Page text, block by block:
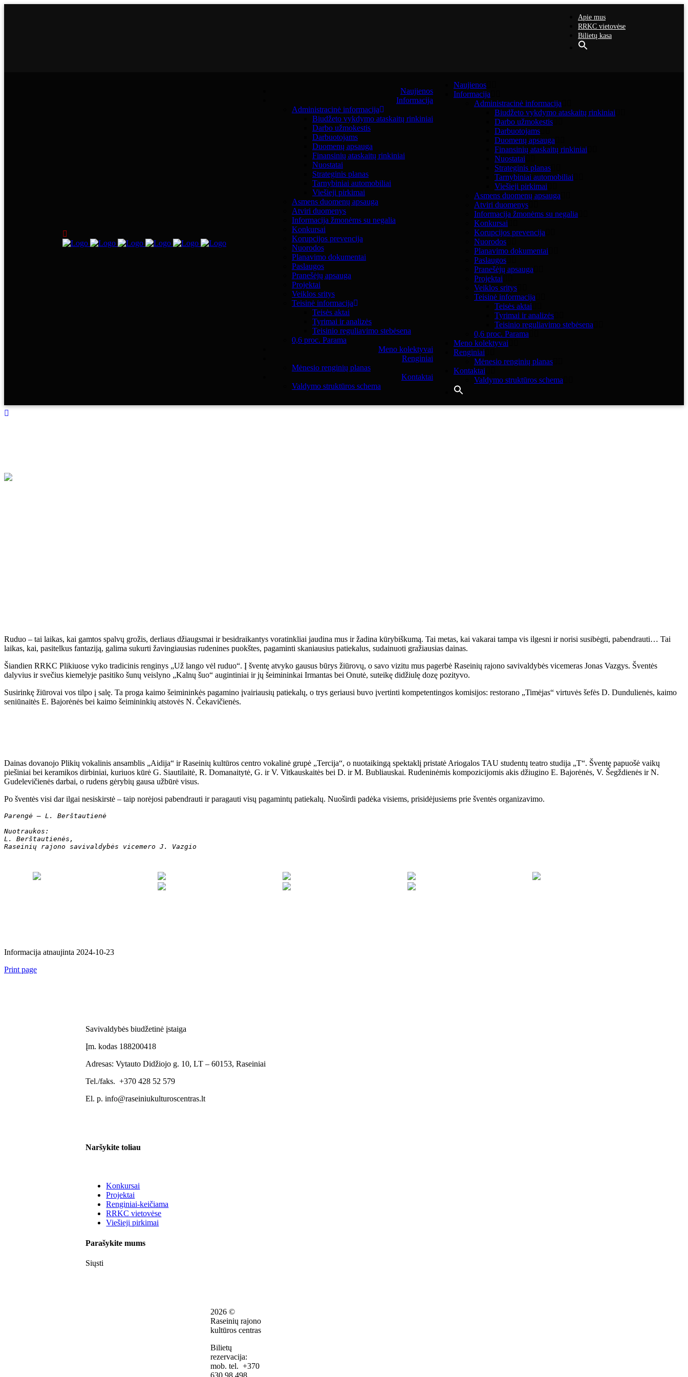
Apie mus
RRKC vietovėse
Bilietų kasa
Naujienos
Informacija
Administracinė informacija
Biudžeto vykdymo ataskaitų rinkiniai
Darbo užmokestis
Darbuotojams
Duomenų apsauga
Finansinių ataskaitų rinkiniai
Nuostatai
Strateginis planas
Tarnybiniai automobiliai
Viešieji pirkimai
Asmens duomenų apsauga
Atviri duomenys
Informacija žmonėms su negalia
Konkursai
Korupcijos prevencija
Nuorodos
Planavimo dokumentai
Paslaugos
Pranešėjų apsauga
Projektai
Veiklos sritys
Teisinė informacija
Teisės aktai
Tyrimai ir analizės
Teisinio reguliavimo stebėsena
0,6 proc. Parama
Meno kolektyvai
Renginiai
Mėnesio renginių planas
Kontaktai
Valdymo struktūros schema
Naujienos
Informacija
Administracinė informacija
Biudžeto vykdymo ataskaitų rinkiniai
Darbo užmokestis
Darbuotojams
Duomenų apsauga
Finansinių ataskaitų rinkiniai
Nuostatai
Strateginis planas
Tarnybiniai automobiliai
Viešieji pirkimai
Asmens duomenų apsauga
Atviri duomenys
Informacija žmonėms su negalia
Konkursai
Korupcijos prevencija
Nuorodos
Planavimo dokumentai
Paslaugos
Pranešėjų apsauga
Projektai
Veiklos sritys
Teisinė informacija
Teisės aktai
Tyrimai ir analizės
Teisinio reguliavimo stebėsena
0,6 proc. Parama
Meno kolektyvai
Renginiai
Mėnesio renginių planas
Kontaktai
Valdymo struktūros schema
Ruduo – tai laikas, kai gamtos spalvų grožis, derliaus džiaugsmai ir besidraikantys voratinkliai jaudina mus ir žadina kūrybiškumą. Tai metas, kai vakarai tampa vis ilgesni ir norisi susibėgti, pabendrauti… Tai
laikas, kai, pasitelkus fantaziją, galima sukurti žavingiausias rudenines puokštes, pagaminti skaniausius patiekalus, sudainuoti gražiausias dainas.
Šiandien RRKC Plikiuose vyko tradicinis renginys „Už lango vėl ruduo“. Į šventę atvyko gausus būrys žiūrovų, o savo vizitu mus pagerbė Raseinių rajono savivaldybės vicemeras Jonas Vazgys. Šventės
dalyvius ir svečius kiemelyje pasitiko šunų veislyno „Kalnų šuo“ augintiniai ir jų šeimininkai Irmantas bei Onutė, suteikę didžiulę dozę pozityvo.
Susirinkę žiūrovai vos tilpo į salę. Ta proga kaimo šeimininkės pagamino įvairiausių patiekalų, o trys geriausi buvo įvertinti kompetentingos komisijos: restorano „Timėjas“ virtuvės šefės D. Dundulienės, kaimo
seniūnaitės E. Bajorėnės bei kaimo šeimininkių atstovės N. Čekavičienės.
Dainas dovanojo Plikių vokalinis ansamblis „Aidija“ ir Raseinių kultūros centro vokalinė grupė „Tercija“, o nuotaikingą spektaklį pristatė Ariogalos TAU studentų teatro studija „T“. Šventę papuošė vaikų
piešiniai bei keramikos dirbiniai, kuriuos kūrė G. Siautilaitė, R. Domanaitytė, G. ir V. Vitkauskaitės bei D. ir M. Bubliauskai. Rudeninėmis kompozicijomis akis džiugino E. Bajorėnės, V. Šegždienės ir N.
Gudelevičienės darbai, o rudens gėrybių gausa užbūrė visus.
Po šventės visi dar ilgai nesiskirstė – taip norėjosi pabendrauti ir paragauti visų pagamintų patiekalų. Nuoširdi padėka visiems, prisidėjusiems prie šventės organizavimo.
Parengė – L. Berštautienė
Nuotraukos:
L. Berštautienės,
Raseinių rajono savivaldybės vicemero J. Vazgio
Informacija atnaujinta 2024-10-23
Print page
Savivaldybės biudžetinė įstaiga
Įm. kodas 188200418
Adresas: Vytauto Didžiojo g. 10, LT – 60153, Raseiniai
Tel./faks. +370 428 52 579
El. p. info@raseiniukulturoscentras.lt
Naršykite toliau
Konkursai
Projektai
Renginiai-keičiama
RRKC vietovėse
Viešieji pirkimai
Parašykite mums
Siųsti
2026 ©
Raseinių rajono
kultūros centras
Bilietų
rezervacija:
mob. tel. +370
630 98 498,